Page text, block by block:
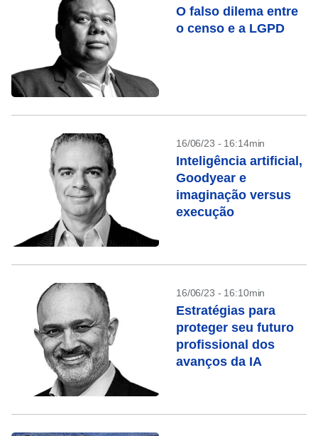
O falso dilema entre
o censo e a LGPD
16/06/23 - 16:14min
Inteligência artificial,
Goodyear e
imaginação versus
execução
16/06/23 - 16:10min
Estratégias para
proteger seu futuro
profissional dos
avanços da IA